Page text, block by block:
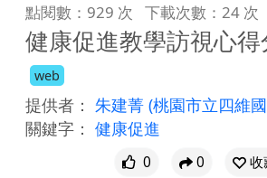
點閱數：929 次 下載次數：24 次
健康促進教學訪視心得
web
提供者： 朱建菁 (桃園市立四維
關鍵字： 健康促進
0 0
收